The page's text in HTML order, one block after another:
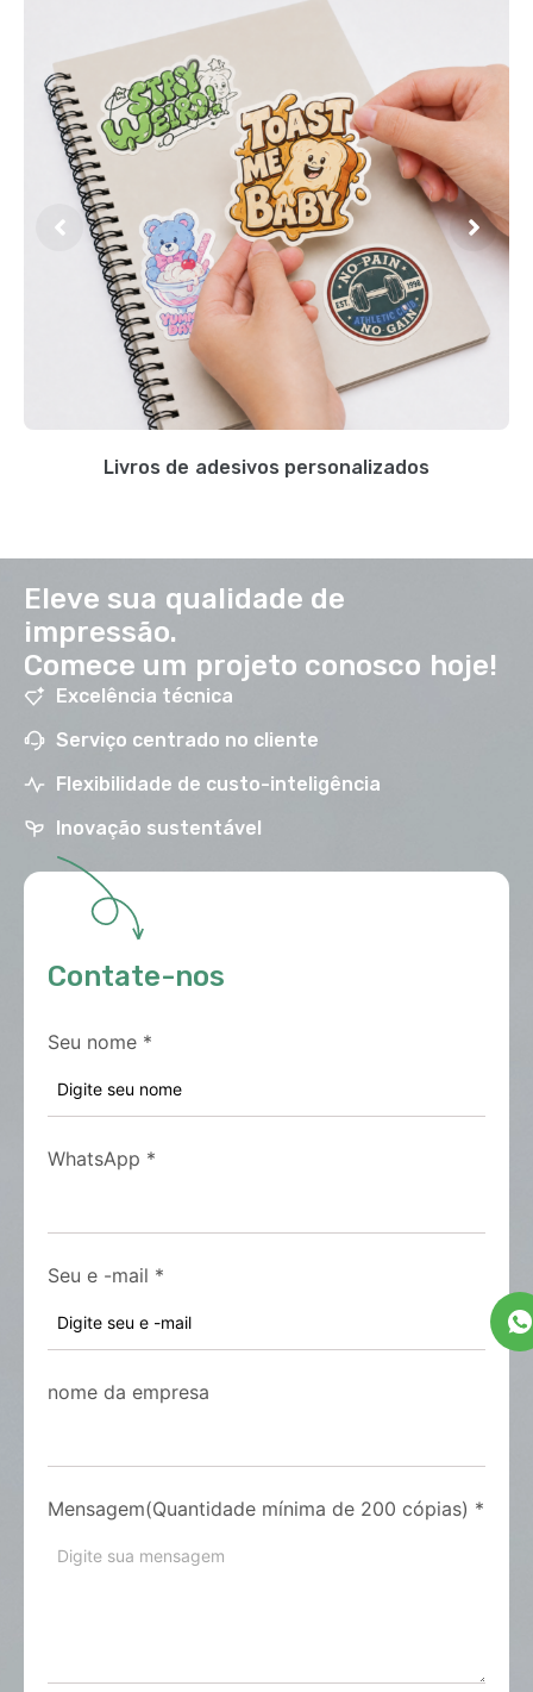
Livros de adesivos personalizados
Eleve sua qualidade de
impressão.
Comece um projeto conosco hoje!
Excelência técnica
Serviço centrado no cliente
Flexibilidade de custo-inteligência
Inovação sustentável
Contate-nos
Seu nome *
WhatsApp *
Seu e -mail *
nome da empresa
Mensagem(Quantidade mínima de 200 cópias) *